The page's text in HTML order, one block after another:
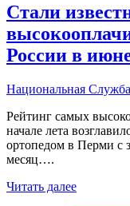
Стали
России в
Национальная
Рейтинг самых
начале лета
ортопедом в Перми с
месяц….
Читать далее